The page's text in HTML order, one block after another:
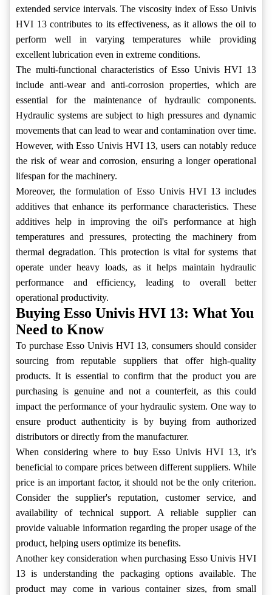
extended service intervals. The viscosity index of Esso Univis
HVI 13 contributes to its effectiveness, as it allows the oil to
perform well in varying temperatures while providing
excellent lubrication even in extreme conditions.
The multi-functional characteristics of Esso Univis HVI 13
include anti-wear and anti-corrosion properties, which are
essential for the maintenance of hydraulic components.
Hydraulic systems are subject to high pressures and dynamic
movements that can lead to wear and contamination over time.
However, with Esso Univis HVI 13, users can notably reduce
the risk of wear and corrosion, ensuring a longer operational
lifespan for the machinery.
Moreover, the formulation of Esso Univis HVI 13 includes
additives that enhance its performance characteristics. These
additives help in improving the oil's performance at high
temperatures and pressures, protecting the machinery from
thermal degradation. This protection is vital for systems that
operate under heavy loads, as it helps maintain hydraulic
performance and efficiency, leading to overall better
operational productivity.
Buying Esso Univis HVI 13: What You
Need to Know
To purchase Esso Univis HVI 13, consumers should consider
sourcing from reputable suppliers that offer high-quality
products. It is essential to confirm that the product you are
purchasing is genuine and not a counterfeit, as this could
impact the performance of your hydraulic system. One way to
ensure product authenticity is by buying from authorized
distributors or directly from the manufacturer.
When considering where to buy Esso Univis HVI 13, it’s
beneficial to compare prices between different suppliers. While
price is an important factor, it should not be the only criterion.
Consider the supplier's reputation, customer service, and
availability of technical support. A reliable supplier can
provide valuable information regarding the proper usage of the
product, helping users optimize its benefits.
Another key consideration when purchasing Esso Univis HVI
13 is understanding the packaging options available. The
product may come in various container sizes, from small